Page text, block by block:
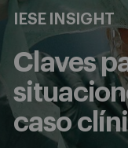
IESE INSIGHT
Claves
caso